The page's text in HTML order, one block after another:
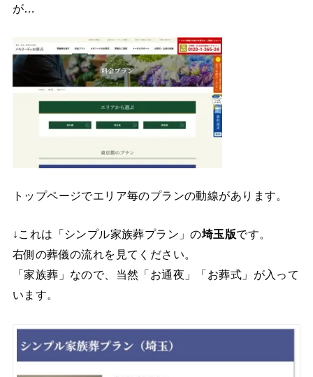
が…
トップページでエリア毎のプランの動線があります。
↓これは「シンプル家族葬プラン」の埼玉版です。
右側の葬儀の流れを見てください。
「家族葬」なので、当然「お通夜」「お葬式」が入って
います。